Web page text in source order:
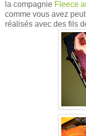
la compagnie Fleece
comme vous avez
réalisés avec des fils